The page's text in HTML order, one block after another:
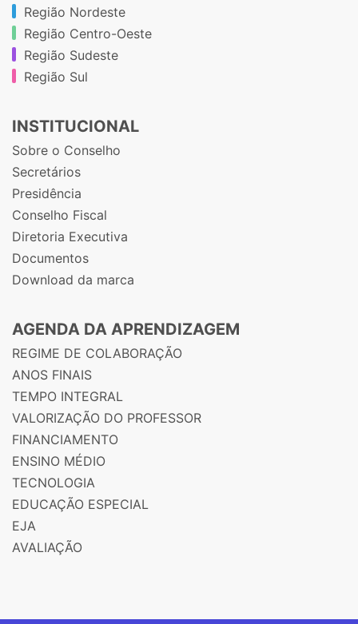
Região Nordeste
Região Centro-Oeste
Região Sudeste
Região Sul
INSTITUCIONAL
Sobre o Conselho
Secretários
Presidência
Conselho Fiscal
Diretoria Executiva
Documentos
Download da marca
AGENDA DA APRENDIZAGEM
REGIME DE COLABORAÇÃO
ANOS FINAIS
TEMPO INTEGRAL
VALORIZAÇÃO DO PROFESSOR
FINANCIAMENTO
ENSINO MÉDIO
TECNOLOGIA
EDUCAÇÃO ESPECIAL
EJA
AVALIAÇÃO